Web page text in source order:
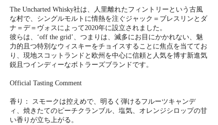
The Uncharted Whisky社は、⼈⾥離れたフィントリーという古⾵
な村で、シングルモルトに情熱を注ぐジャック＝ブレスリンとダ
ナ＝デ＝ヴォスによって2020年に設⽴されました。
彼らは、ʻoff the gridʼ、つまりは、滅多にお⽬にかかれない、魅
⼒的且つ特別なウィスキーをチョイスすることに焦点を当ててお
り、現地スコットランドと欧州を中⼼に信頼と⼈気を博す新進気
鋭且つインディーなボトラーズブランドです。
Official Tasting Comment
香り： スモークは控えめで、明るく弾けるフルーツキャンデ
ィ、焼きたてのピーチクランブル、塩気、オレンジシロップの甘
い香りが立ち上がる。